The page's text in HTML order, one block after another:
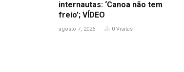
internautas: ‘Canoa não tem
freio’; VÍDEO
agosto 7, 2026 0 Visitas